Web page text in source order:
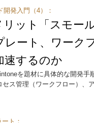
開発入門（4）：
リット「スモー
レート、ワーク
速するのか
を題材に具体的な開発手
ス管理（ワークフロー）、
ト：